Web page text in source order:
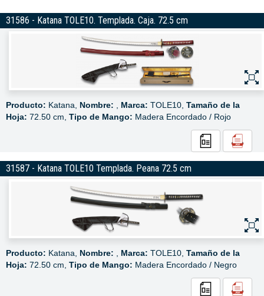
31586 - Katana TOLE10. Templada. Caja. 72.5 cm
Producto: Katana, Nombre: Marca: TOLE10, Tamaño de la
Hoja: 72.50 cm, Tipo de Mango: Madera Encordado / Rojo
31587 - Katana TOLE10 Templada. Peana 72.5 cm
Producto: Katana, Nombre: Marca: TOLE10, Tamaño de la
Hoja: 72.50 cm, Tipo de Mango: Madera Encordado / Negro